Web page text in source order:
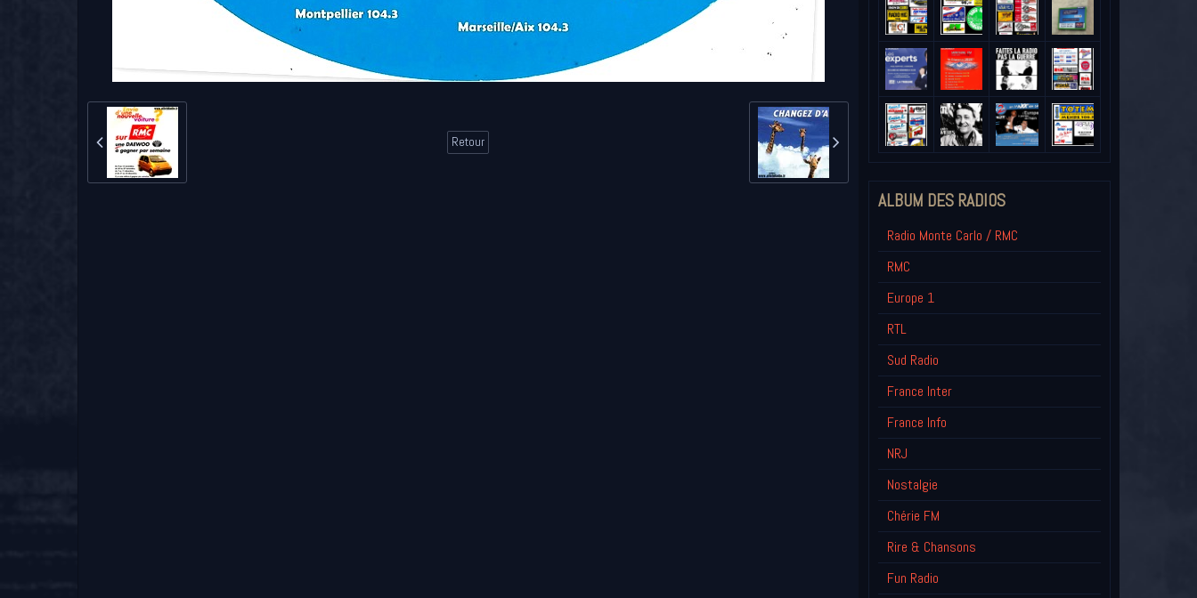
Retour
ALBUM DES RADIOS
Radio Monte Carlo / RMC
RMC
Europe 1
RTL
Sud Radio
France Inter
France Info
NRJ
Nostalgie
Chérie FM
Rire & Chansons
Fun Radio